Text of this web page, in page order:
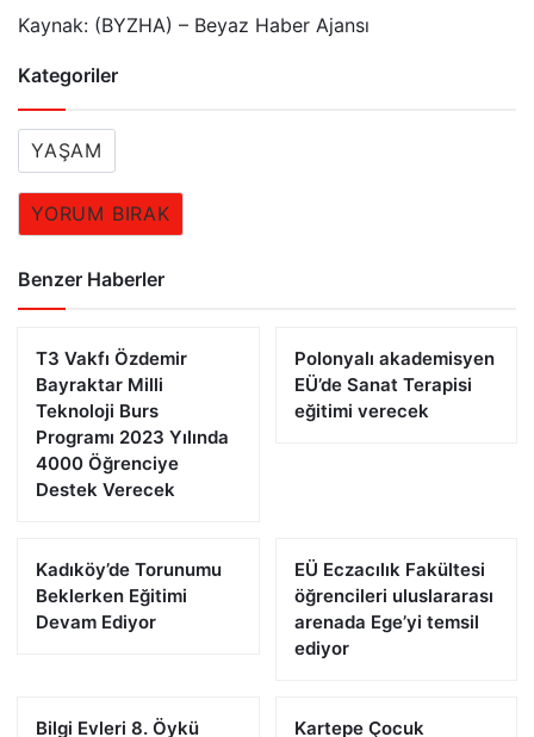
Kaynak: (BYZHA) – Beyaz Haber Ajansı
Kategoriler
YAŞAM
YORUM BIRAK
Benzer Haberler
T3 Vakfı Özdemir
Bayraktar Milli
Teknoloji Burs
Programı 2023 Yılında
4000 Öğrenciye
Destek Verecek
Polonyalı akademisyen
EÜ’de Sanat Terapisi
eğitimi verecek
Kadıköy’de Torunumu
Beklerken Eğitimi
Devam Ediyor
EÜ Eczacılık Fakültesi
öğrencileri uluslararası
arenada Ege’yi temsil
ediyor
Bilgi Evleri 8. Öykü Kartepe Çocuk